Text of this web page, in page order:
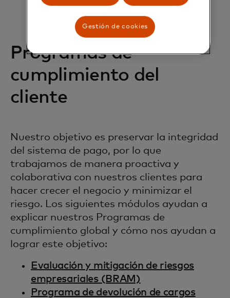
negativa: preguntas frecuentes
Programas de
cumplimiento del
cliente
Nuestro objetivo es preservar la integridad
del sistema de pago, por lo que
trabajamos de manera proactiva y
colaborativa con nuestros clientes para
hacer crecer el negocio y minimizar el
riesgo. Los siguientes módulos ayudan a
explicar nuestros Programas de
cumplimiento global y cómo nos ayudan a
lograr este objetivo:
Evaluación y mitigación de riesgos
empresariales (BRAM)
Programa de devolución de cargos
Gestión de cookies